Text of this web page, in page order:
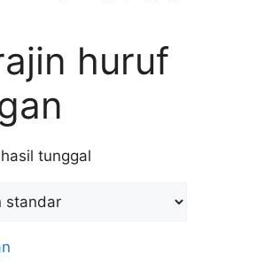
huruf
tunggal